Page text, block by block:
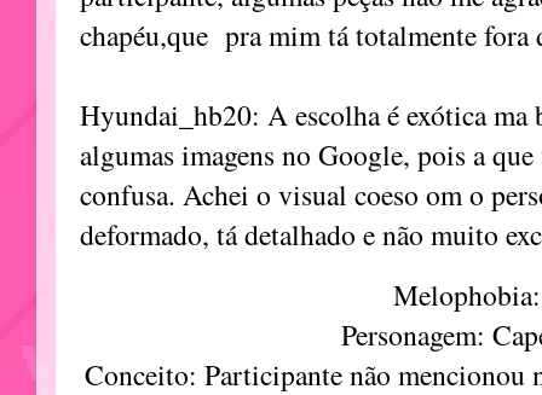
chapéu,que pra mim tá totalmente fora
Hyundai_hb20: A escolha é exótica ma
algumas imagens no Google, pois a
confusa. Achei o visual coeso om o
deformado, tá detalhado e não muito
Personagem:
Conceito: Participante não mencionou